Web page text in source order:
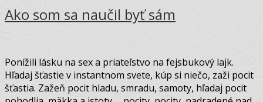
Ako som sa naučil byť sám
Ponížili lásku na sex a priateľstvo na fejsbukový lajk.
Hľadaj šťastie v instantnom svete, kúp si niečo, zaži pocit
šťastia. Zažeň pocit hladu, smradu, samoty, hľadaj pocit